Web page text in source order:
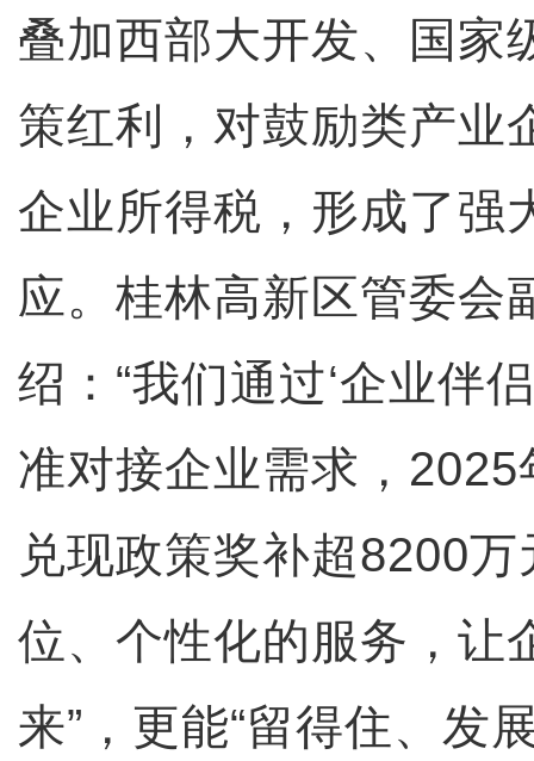
叠加西部大开发、国家
策红利，对鼓励类产业
企业所得税，形成了强
应。桂林高新区管委会
绍：“我们通过‘企业伴
准对接企业需求，
兑现政策奖补超8200万
位、个性化的服务，让
来”，更能“留得住、发